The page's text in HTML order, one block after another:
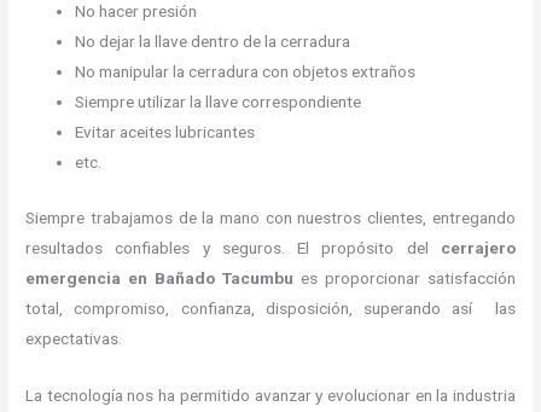
No hacer presión
No dejar la llave dentro de la cerradura
No manipular la cerradura con objetos extraños
Siempre utilizar la llave correspondiente
Evitar aceites lubricantes
etc.
Siempre trabajamos de la mano con nuestros clientes, entregando
resultados confiables y seguros. El propósito del cerrajero
emergencia en Bañado Tacumbu es proporcionar satisfacción
total, compromiso, confianza, disposición, superando así las
expectativas.
La tecnología nos ha permitido avanzar y evolucionar en la industria